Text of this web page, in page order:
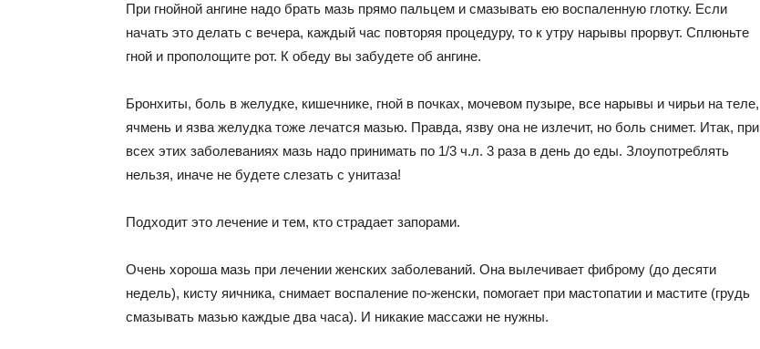
При гнойной ангине надо брать мазь прямо пальцем и смазывать ею воспаленную глотку. Если
начать это делать с вечера, каждый час повторяя процедуру, то к утру нарывы прорвут. Сплюньте
гной и прополощите рот. К обеду вы забудете об ангине.
Бронхиты, боль в желудке, кишечнике, гной в почках, мочевом пузыре, все нарывы и чирьи на теле,
ячмень и язва желудка тоже лечатся мазью. Правда, язву она не излечит, но боль снимет. Итак, при
всех этих заболеваниях мазь надо принимать по 1/3 ч.л. 3 раза в день до еды. Злоупотреблять
нельзя, иначе не будете слезать с унитаза!
Подходит это лечение и тем, кто страдает запорами.
Очень хороша мазь при лечении женских заболеваний. Она вылечивает фиброму (до десяти
недель), кисту яичника, снимает воспаление по-женски, помогает при мастопатии и мастите (грудь
смазывать мазью каждые два часа). И никакие массажи не нужны.